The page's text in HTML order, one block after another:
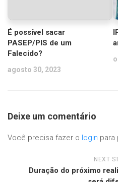
É possível sacar
PASEP/PIS de um
Falecido?
agosto 30, 2023
Deixe um comentário
Você precisa fazer o login para
NEXT
Duração do próximo